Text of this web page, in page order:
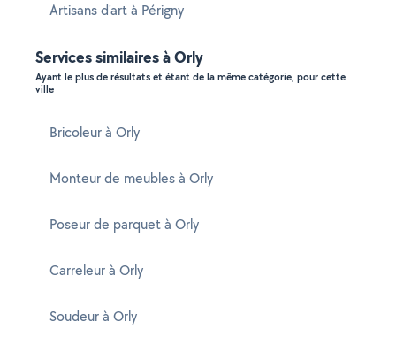
Artisans d'art à Périgny
Services similaires à Orly
Ayant le plus de résultats et étant de la même catégorie, pour cette
ville
Bricoleur à Orly
Monteur de meubles à Orly
Poseur de parquet à Orly
Carreleur à Orly
Soudeur à Orly